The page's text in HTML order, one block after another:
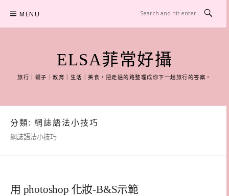
content
MENU
ELSA菲常好攝
旅行｜親子｜教育｜生活｜美食，把走過的路整理成你下一趟旅行的答案。
分類: 網誌語法小技巧
網誌語法小技巧
用 photoshop 化妝-B&S示範